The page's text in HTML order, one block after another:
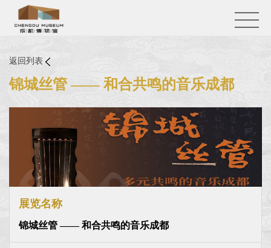
返回列表
锦城丝管 —— 和合共鸣的音乐成都
展览名称
锦城丝管 —— 和合共鸣的音乐成都